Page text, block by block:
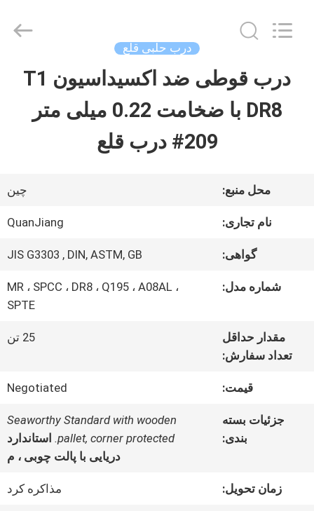
صفحه
اصلی
درباره
کارخانه
کیفیت
METAL
درب حلبی قلع
درب قوطی ضد اکسیداسیون T1
DR8 با ضخامت 0.22 میلی متر
209# درب قلع
محل منبع: چین
نام تجاری: QuanJiang
گواهی: JIS G3303 , DIN, ASTM, GB
شماره مدل:
MR ، SPCC ، DR8 ، Q195 ، A08AL ،
SPTE
مقدار حداقل
تعداد سفارش:
25 تن
قیمت: Negotiated
جزئیات بسته
بندی:
Seaworthy Standard with wooden
pallet, corner protected.
استاندارد
دریایی با پالت چوبی ، م
زمان تحویل: مذاکره کرد